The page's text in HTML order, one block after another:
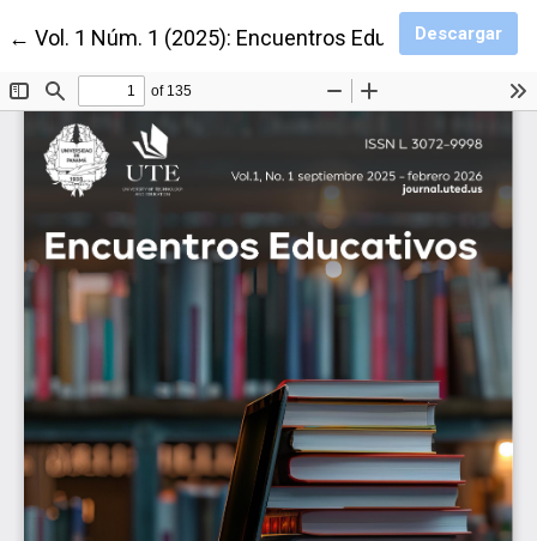
← Volver a los detalles del artículo
Vol. 1 Núm. 1 (2025): Encuentros EducativosDescargar